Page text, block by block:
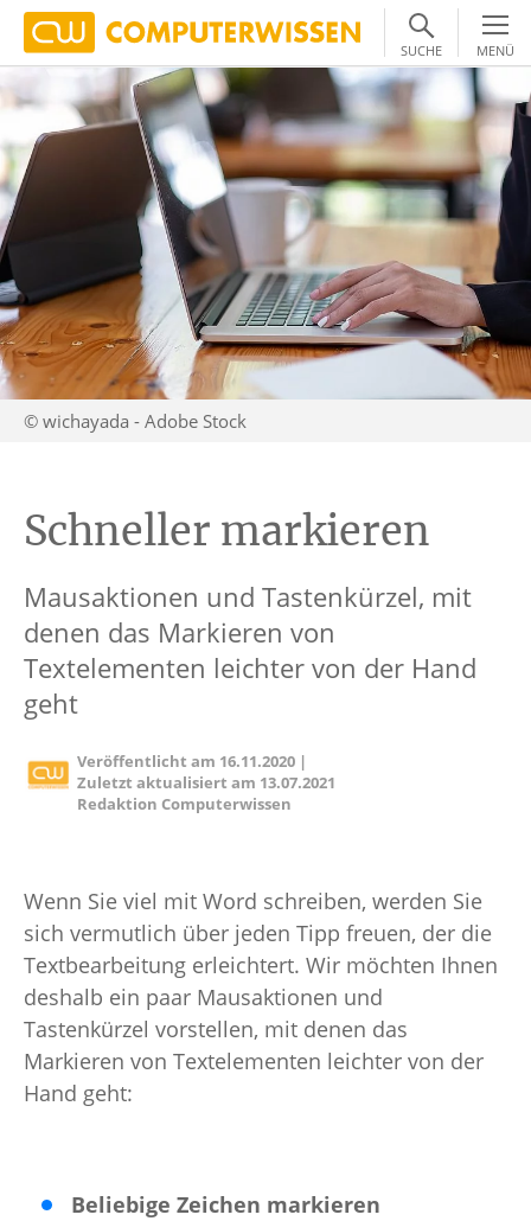
SUCHE MENÜ
© wichayada - Adobe Stock
Schneller markieren
Mausaktionen und Tastenkürzel, mit
denen das Markieren von
Textelementen leichter von der Hand
geht
Veröffentlicht am 16.11.2020 |
Zuletzt aktualisiert am 13.07.2021
Redaktion Computerwissen
Wenn Sie viel mit Word schreiben, werden Sie
sich vermutlich über jeden Tipp freuen, der die
Textbearbeitung erleichtert. Wir möchten Ihnen
deshalb ein paar Mausaktionen und
Tastenkürzel vorstellen, mit denen das
Markieren von Textelementen leichter von der
Hand geht:
Beliebige Zeichen markieren